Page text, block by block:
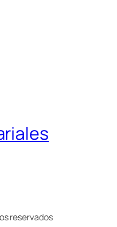
reservados